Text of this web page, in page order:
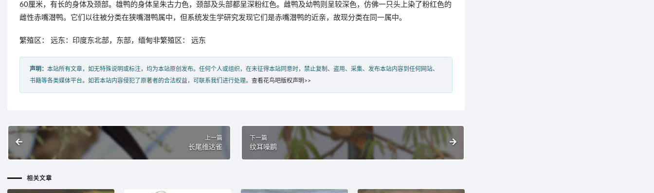
60厘米，有长的身体及颈部。雄鸭的身体呈朱古力色，颈部及头部都呈深粉红色。雌鸭及幼鸭则呈较深色，仿佛一只头上染了粉红色的
雌性赤嘴潜鸭。它们以往被分类在狭嘴潜鸭属中，但系统发生学研究发现它们是赤嘴潜鸭的近亲，故现分类在同一属中。
繁殖区： 远东：印度东北部，东部，缅甸非繁殖区： 远东
声明： 本站所有文章，如无特殊说明或标注，均为本站原创发布。任何个人或组织，在未征得本站同意时，禁止复制、盗用、采集、发布本站内容到任何网站、
书籍等各类媒体平台。如若本站内容侵犯了原著者的合法权益，可联系我们进行处理。 查看花鸟吧版权声明>>
上一篇
长尾维达雀
下一篇
纹耳噪鹛
相关文章